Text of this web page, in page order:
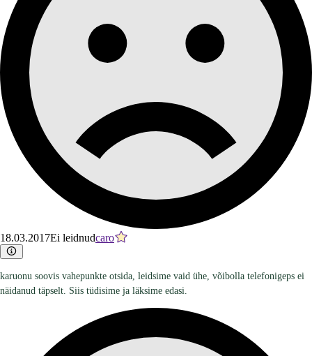
18.03.2017Ei leidnudcaro
karuonu soovis vahepunkte otsida, leidsime vaid ühe, võibolla telefonigeps ei
näidanud täpselt. Siis tüdisime ja läksime edasi.